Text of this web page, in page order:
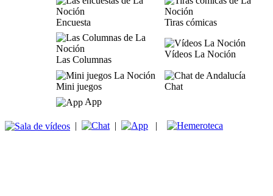
Encuesta Tiras cómicas
Las Columnas
Vídeos La Noción
Mini juegos
Chat
App
| | |